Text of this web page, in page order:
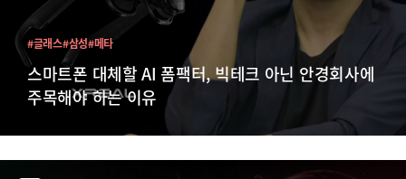
스마트폰 대체할 AI 폼팩터, 빅테크 아닌 안경회사에
주목해야 하는 이유
#글래스#삼성#메타